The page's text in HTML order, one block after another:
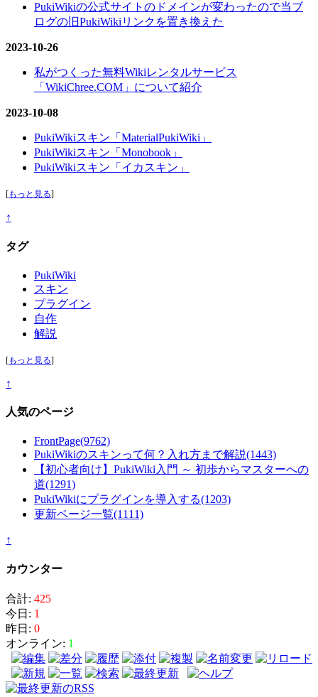
PukiWikiの公式サイトのドメインが変わったので当ブ
ログの旧PukiWikiリンクを置き換えた
2023-10-26
私がつくった無料Wikiレンタルサービス
「WikiChree.COM」について紹介
2023-10-08
PukiWikiスキン「MaterialPukiWiki」
PukiWikiスキン「Monobook」
PukiWikiスキン「イカスキン」
[もっと見る]
↑
タグ
PukiWiki
スキン
プラグイン
自作
解説
[もっと見る]
↑
人気のページ
FrontPage(9762)
PukiWikiのスキンって何？入れ方まで解説(1443)
【初心者向け】PukiWiki入門 ～ 初歩からマスターへの
道(1291)
PukiWikiにプラグインを導入する(1203)
更新ページ一覧(1111)
↑
カウンター
合計: 425
今日: 1
昨日: 0
オンライン: 1